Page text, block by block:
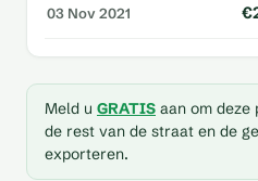
03 Nov 2021
Meld u GRATIS aan om
de rest van de straat en de
exporteren.